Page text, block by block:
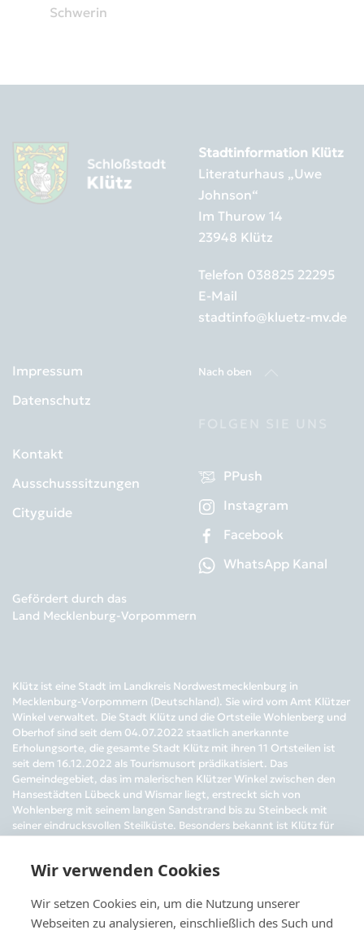
Schwerin
Stadtinformation Klütz
Literaturhaus „Uwe
Johnson“
Im Thurow 14
23948 Klütz
Telefon 038825 22295
E-Mail
stadtinfo@kluetz-mv.de
Impressum
Datenschutz
Kontakt
Ausschusssitzungen
Cityguide
Nach oben
PPush
Instagram
Facebook
WhatsApp Kanal
Gefördert durch das
Land Mecklenburg-Vorpommern
Klütz ist eine Stadt im Landkreis Nordwestmecklenburg in
Mecklenburg-Vorpommern (Deutschland). Sie wird vom Amt Klützer
Winkel verwaltet. Die Stadt Klütz und die Ortsteile Wohlenberg und
Oberhof sind seit dem 04.07.2022 staatlich anerkannte
Erholungsorte, die gesamte Stadt Klütz mit ihren 11 Ortsteilen ist
seit dem 16.12.2022 als Tourismusort prädikatisiert. Das
Gemeindegebiet, das im malerischen Klützer Winkel zwischen den
Hansestädten Lübeck und Wismar liegt, erstreckt sich von
Wohlenberg mit seinem langen Sandstrand bis zu Steinbeck mit
seiner eindrucksvollen Steilküste. Besonders bekannt ist Klütz für
Mai bis Oktober: Di, Mi, Fr 10–17 Uhr, Do 10–18 Uhr, Sa 10–16 Uhr, So
(+Feiertage) 12–16 Uhr
Wir verwenden Cookies
Wir setzen Cookies ein, um die Nutzung unserer
Webseiten zu analysieren, einschließlich des Such und